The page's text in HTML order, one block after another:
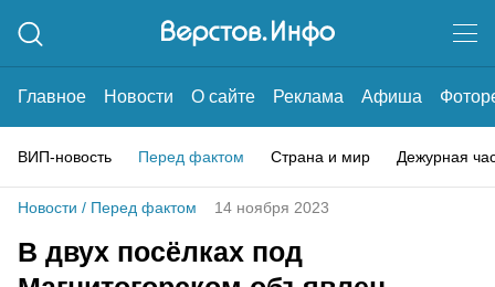
Главное Новости О сайте Реклама Афиша
ВИП-новость Перед фактом Страна и мир Дежурная
Новости / Перед фактом 14 ноября 2023
В двух посёлках под